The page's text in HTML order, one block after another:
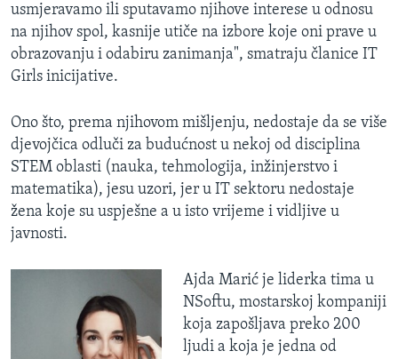
usmjeravamo ili sputavamo njihove interese u odnosu
na njihov spol, kasnije utiče na izbore koje oni prave u
obrazovanju i odabiru zanimanja", smatraju članice IT
Girls inicijative.
Ono što, prema njihovom mišljenju, nedostaje da se više
djevojčica odluči za budućnost u nekoj od disciplina
STEM oblasti (nauka, tehmologija, inžinjerstvo i
matematika), jesu uzori, jer u IT sektoru nedostaje
žena koje su uspješne a u isto vrijeme i vidljive u
javnosti.
Ajda Marić je liderka tima u
NSoftu, mostarskoj kompaniji
koja zapošljava preko 200
ljudi a koja je jedna od